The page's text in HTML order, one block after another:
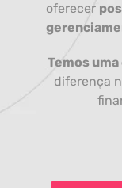
oferecer
Temos
diferença